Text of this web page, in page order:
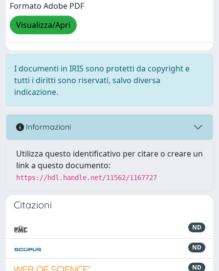
Formato Adobe PDF
Visualizza/Apri
I documenti in IRIS sono protetti da copyright e
tutti i diritti sono riservati, salvo diversa
indicazione.
Informazioni
Utilizza questo identificativo per citare o creare un
link a questo documento:
https://hdl.handle.net/11562/1167727
Citazioni
ND
ND
ND